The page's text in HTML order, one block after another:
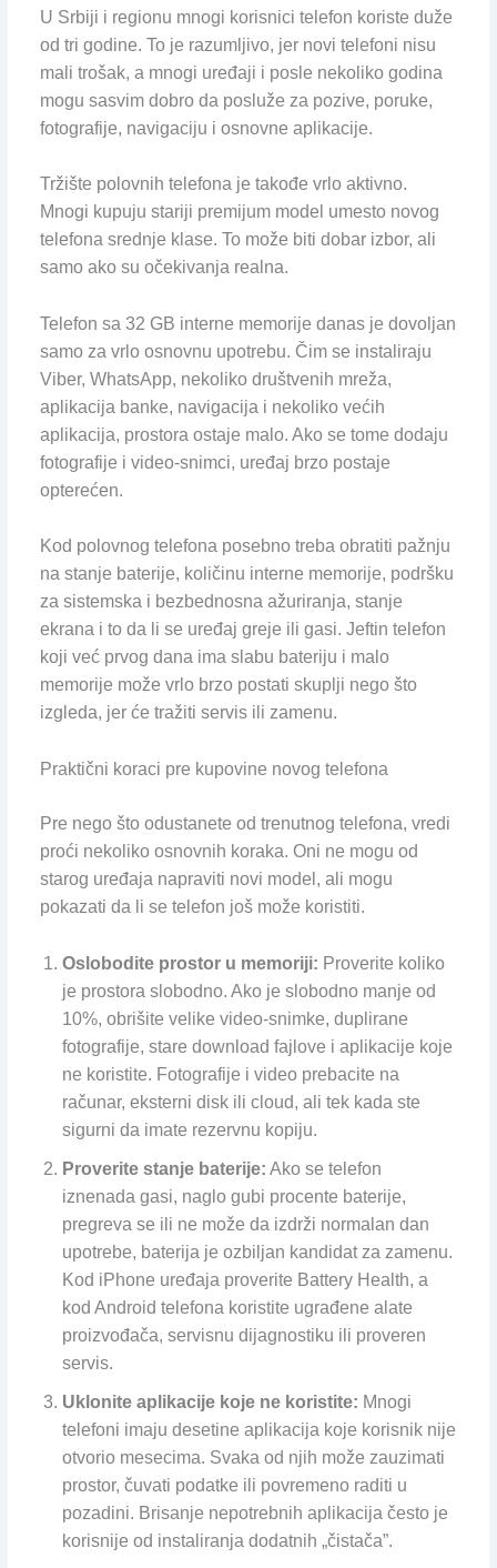
U Srbiji i regionu mnogi korisnici telefon koriste duže
od tri godine. To je razumljivo, jer novi telefoni nisu
mali trošak, a mnogi uređaji i posle nekoliko godina
mogu sasvim dobro da posluže za pozive, poruke,
fotografije, navigaciju i osnovne aplikacije.
Tržište polovnih telefona je takođe vrlo aktivno.
Mnogi kupuju stariji premijum model umesto novog
telefona srednje klase. To može biti dobar izbor, ali
samo ako su očekivanja realna.
Telefon sa 32 GB interne memorije danas je dovoljan
samo za vrlo osnovnu upotrebu. Čim se instaliraju
Viber, WhatsApp, nekoliko društvenih mreža,
aplikacija banke, navigacija i nekoliko većih
aplikacija, prostora ostaje malo. Ako se tome dodaju
fotografije i video-snimci, uređaj brzo postaje
opterećen.
Kod polovnog telefona posebno treba obratiti pažnju
na stanje baterije, količinu interne memorije, podršku
za sistemska i bezbednosna ažuriranja, stanje
ekrana i to da li se uređaj greje ili gasi. Jeftin telefon
koji već prvog dana ima slabu bateriju i malo
memorije može vrlo brzo postati skuplji nego što
izgleda, jer će tražiti servis ili zamenu.
Praktični koraci pre kupovine novog telefona
Pre nego što odustanete od trenutnog telefona, vredi
proći nekoliko osnovnih koraka. Oni ne mogu od
starog uređaja napraviti novi model, ali mogu
pokazati da li se telefon još može koristiti.
Oslobodite prostor u memoriji: Proverite koliko
je prostora slobodno. Ako je slobodno manje od
10%, obrišite velike video-snimke, duplirane
fotografije, stare download fajlove i aplikacije koje
ne koristite. Fotografije i video prebacite na
računar, eksterni disk ili cloud, ali tek kada ste
sigurni da imate rezervnu kopiju.
Proverite stanje baterije: Ako se telefon
iznenada gasi, naglo gubi procente baterije,
pregreva se ili ne može da izdrži normalan dan
upotrebe, baterija je ozbiljan kandidat za zamenu.
Kod iPhone uređaja proverite Battery Health, a
kod Android telefona koristite ugrađene alate
proizvođača, servisnu dijagnostiku ili proveren
servis.
Uklonite aplikacije koje ne koristite: Mnogi
telefoni imaju desetine aplikacija koje korisnik nije
otvorio mesecima. Svaka od njih može zauzimati
prostor, čuvati podatke ili povremeno raditi u
pozadini. Brisanje nepotrebnih aplikacija često je
korisnije od instaliranja dodatnih „čistača”.